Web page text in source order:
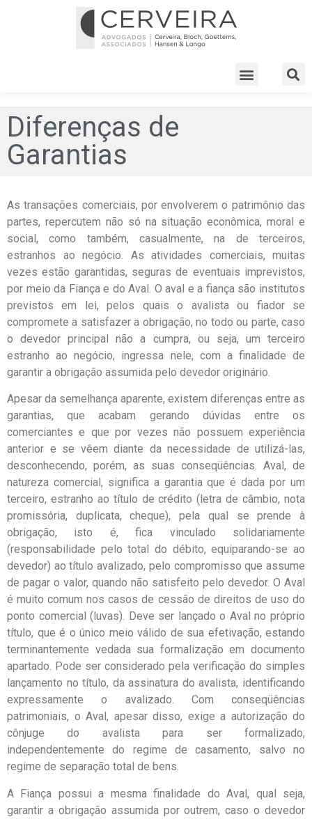
Diferenças de
Garantias
As transações comerciais, por envolverem o patrimônio das
partes, repercutem não só na situação econômica, moral e
social, como também, casualmente, na de terceiros,
estranhos ao negócio. As atividades comerciais, muitas
vezes estão garantidas, seguras de eventuais imprevistos,
por meio da Fiança e do Aval. O aval e a fiança são institutos
previstos em lei, pelos quais o avalista ou fiador se
compromete a satisfazer a obrigação, no todo ou parte, caso
o devedor principal não a cumpra, ou seja, um terceiro
estranho ao negócio, ingressa nele, com a finalidade de
garantir a obrigação assumida pelo devedor originário.
Apesar da semelhança aparente, existem diferenças entre as
garantias, que acabam gerando dúvidas entre os
comerciantes e que por vezes não possuem experiência
anterior e se vêem diante da necessidade de utilizá-las,
desconhecendo, porém, as suas conseqüências. Aval, de
natureza comercial, significa a garantia que é dada por um
terceiro, estranho ao título de crédito (letra de câmbio, nota
promissória, duplicata, cheque), pela qual se prende à
obrigação, isto é, fica vinculado solidariamente
(responsabilidade pelo total do débito, equiparando-se ao
devedor) ao título avalizado, pelo compromisso que assume
de pagar o valor, quando não satisfeito pelo devedor. O Aval
é muito comum nos casos de cessão de direitos de uso do
ponto comercial (luvas). Deve ser lançado o Aval no próprio
título, que é o único meio válido de sua efetivação, estando
terminantemente vedada sua formalização em documento
apartado. Pode ser considerado pela verificação do simples
lançamento no título, da assinatura do avalista, identificando
expressamente o avalizado. Com conseqüências
patrimoniais, o Aval, apesar disso, exige a autorização do
cônjuge do avalista para ser formalizado,
independentemente do regime de casamento, salvo no
regime de separação total de bens.
A Fiança possui a mesma finalidade do Aval, qual seja,
garantir a obrigação assumida por outrem, caso o devedor